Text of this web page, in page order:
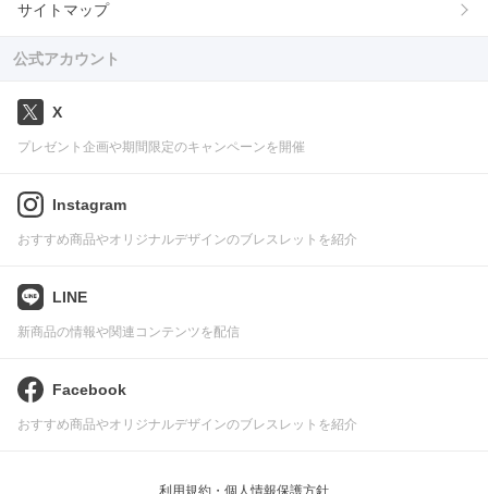
サイトマップ
公式アカウント
X
プレゼント企画や期間限定のキャンペーンを開催
Instagram
おすすめ商品やオリジナルデザインのブレスレットを紹介
LINE
新商品の情報や関連コンテンツを配信
Facebook
おすすめ商品やオリジナルデザインのブレスレットを紹介